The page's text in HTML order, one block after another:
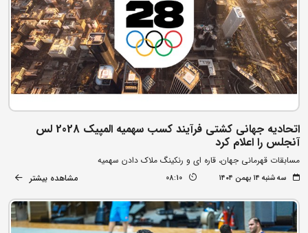
اتحادیه جهانی کشتی فرآیند کسب سهمیه المپیک 2028 لس
آنجلس را اعلام کرد
مسابقات قهرمانی جهان، قاره ای و رنکینگ ملاک دادن سهمیه
سه شنبه ۱۴ بهمن ۱۴۰۴ 08:10 مشاهده بیشتر